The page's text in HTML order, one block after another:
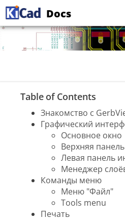
Docs
Table of Contents
Знакомство c
Графический
Основное окно
Верхняя
Левая панель
Менеджер
Команды меню
Меню "Файл"
Tools menu
Печать